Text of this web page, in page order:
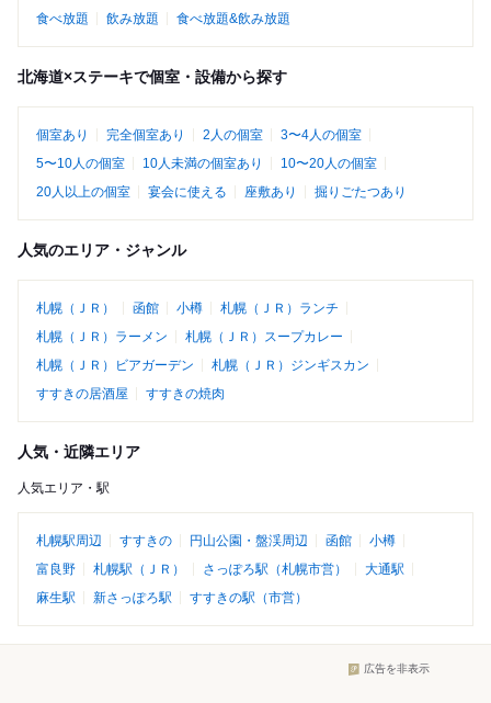
食べ放題
飲み放題 食べ放題&飲み放題
北海道×ステーキで個室・設備から探す
個室あり 完全個室あり 2人の個室
3〜4人の個室
5〜10人の個室
10人未満の個室あり
10〜20人の個室
20人以上の個室
宴会に使える 座敷あり 掘りごたつあり
人気のエリア・ジャンル
札幌（ＪＲ） 函館 小樽
札幌（ＪＲ）ランチ
札幌（ＪＲ）ラーメン
札幌（ＪＲ）スープカレー
札幌（ＪＲ）ビアガーデン
札幌（ＪＲ）ジンギスカン
すすきの居酒屋
すすきの焼肉
人気・近隣エリア
人気エリア・駅
札幌駅周辺 すすきの 円山公園・盤渓周辺 函館
小樽
富良野
札幌駅（ＪＲ） さっぽろ駅（札幌市営）
大通駅
麻生駅
新さっぽろ駅 すすきの駅（市営）
広告を非表示